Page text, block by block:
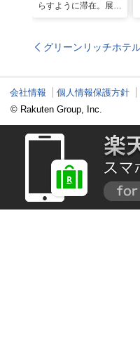
らすように滞在。展望
グリーンリッチホテ
会社情報 個人情報保護方針
© Rakuten Group, Inc.